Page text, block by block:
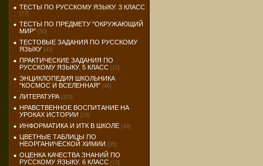
ТЕСТЫ ПО РУССКОМУ ЯЗЫКУ. 3 КЛАСС
[27]
ТЕСТЫ ПО ПРЕДМЕТУ "ОКРУЖАЮЩИЙ
МИР" [50]
ТЕСТОВЫЕ ЗАДАНИЯ ПО РУССКОМУ
ЯЗЫКУ [43]
ПРАКТИЧЕСКИЕ ЗАДАНИЯ ПО
РУССКОМУ ЯЗЫКУ. 5 КЛАСС [15]
ЭНЦИКЛОПЕДИЯ ШКОЛЬНИКА
"КОСМОС И ВСЕЛЕННАЯ" [46]
ЛИТЕРАТУРА [110]
НРАВСТВЕННОЕ ВОСПИТАНИЕ НА
УРОКАХ ИСТОРИИ [23]
ИНФОРМАТИКА И ИТК В ШКОЛЕ [49]
ЦВЕТНЫЕ ТАБЛИЦЫ ПО
НЕОРГАНИЧЕСКОЙ ХИМИИ [95]
ОЦЕНКА КАЧЕСТВА ЗНАНИЙ ПО
РУССКОМУ ЯЗЫКУ. 6 КЛАСС [13]